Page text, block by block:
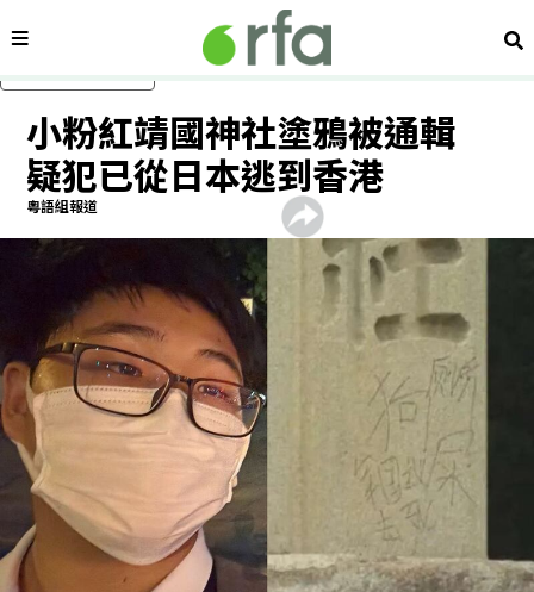
內容分類 搜
小粉紅靖國神社塗鴉被通輯
疑犯已從日本逃到香港
粵語組報道